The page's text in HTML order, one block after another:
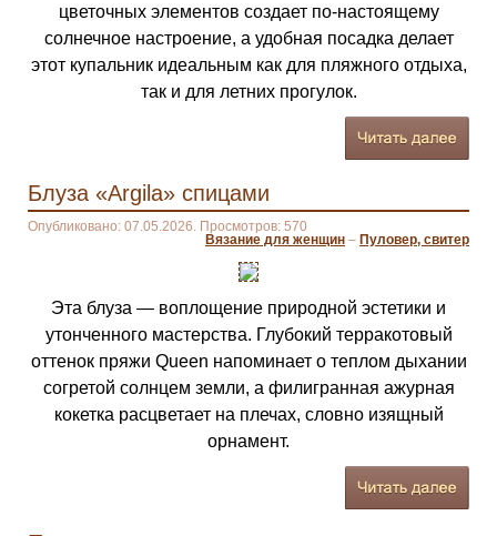
цветочных элементов создает по-настоящему
солнечное настроение, а удобная посадка делает
этот купальник идеальным как для пляжного отдыха,
так и для летних прогулок.
Блуза «Argila» спицами
Опубликовано: 07.05.2026. Просмотров: 570
Вязание для женщин – Пуловер, свитер
Эта блуза — воплощение природной эстетики и
утонченного мастерства. Глубокий терракотовый
оттенок пряжи Queen напоминает о теплом дыхании
согретой солнцем земли, а филигранная ажурная
кокетка расцветает на плечах, словно изящный
орнамент.